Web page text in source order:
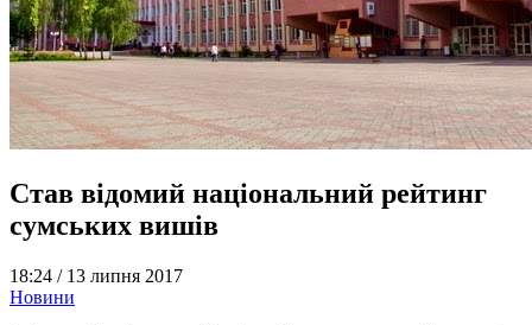
Став відомий національний рейтинг
сумських вишів
18:24 / 13 липня 2017
Новини